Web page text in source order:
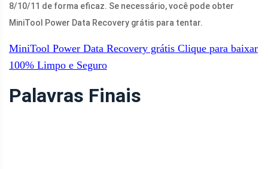
8/10/11 de forma eficaz. Se necessário, você pode obter
MiniTool Power Data Recovery grátis para tentar.
MiniTool Power Data Recovery grátis Clique para baixar
100% Limpo e Seguro
Palavras Finais